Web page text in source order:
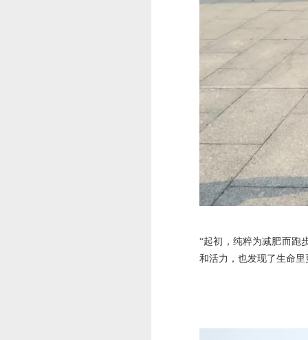
“起初，纯粹为减肥而跑
和活力，也发现了生命